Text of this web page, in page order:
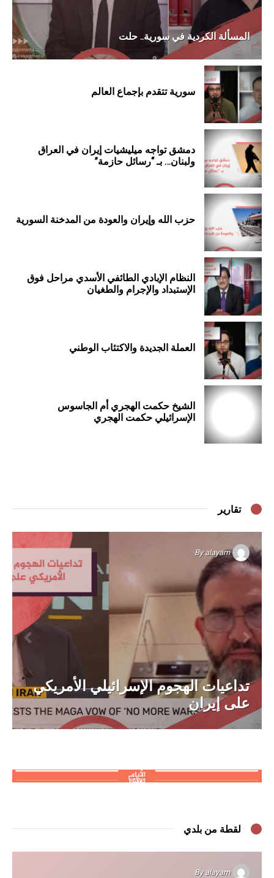
المسألة الكردية في سورية.. حلت
سورية تتقدم بإجماع العالم
دمشق تواجه ميليشيات إيران في العراق
ولبنان… بـ “رسائل حازمة”
حزب الله وإيران والعودة من المدخنة السورية
النظام الإبادي الطائفي الأسدي مراحل فوق
الإستبداد والإجرام والطغيان
العملة الجديدة والاكتئاب الوطني
الشيخ حكمت الهجري أم الجاسوس
الإسرائيلي حكمت الهجري
تقارير
Byalayam
تداعيات الهجوم الإسرائيلي الأمريكي
على إيران
لقطة من بلدي
Byalayam